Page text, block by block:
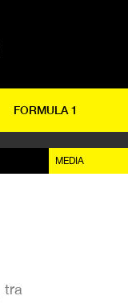
FORMULA 1
tra
MEDIA